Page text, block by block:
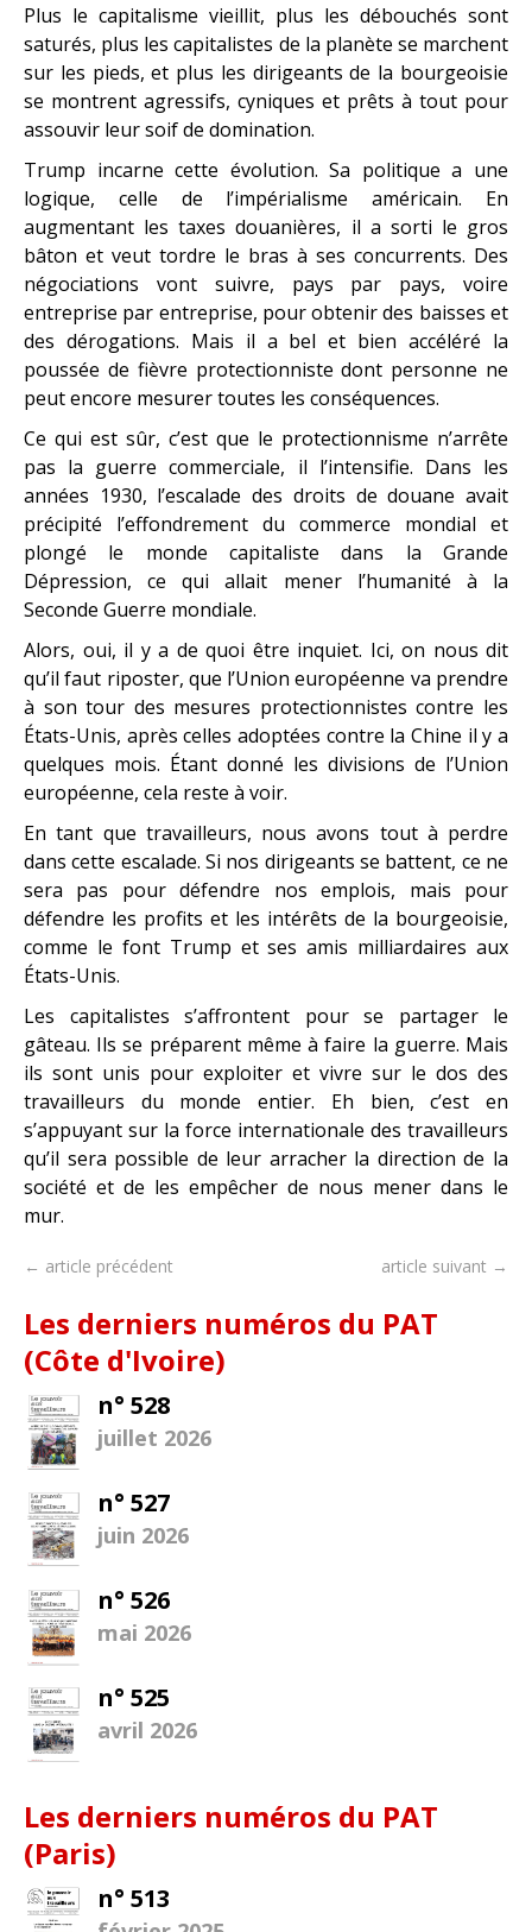
Plus le capitalisme vieillit, plus les débouchés sont
saturés, plus les capitalistes de la planète se marchent
sur les pieds, et plus les dirigeants de la bourgeoisie
se montrent agressifs, cyniques et prêts à tout pour
assouvir leur soif de domination.
Trump incarne cette évolution. Sa politique a une
logique, celle de l’impérialisme américain. En
augmentant les taxes douanières, il a sorti le gros
bâton et veut tordre le bras à ses concurrents. Des
négociations vont suivre, pays par pays, voire
entreprise par entreprise, pour obtenir des baisses et
des dérogations. Mais il a bel et bien accéléré la
poussée de fièvre protectionniste dont personne ne
peut encore mesurer toutes les conséquences.
Ce qui est sûr, c’est que le protectionnisme n’arrête
pas la guerre commerciale, il l’intensifie. Dans les
années 1930, l’escalade des droits de douane avait
précipité l’effondrement du commerce mondial et
plongé le monde capitaliste dans la Grande
Dépression, ce qui allait mener l’humanité à la
Seconde Guerre mondiale.
Alors, oui, il y a de quoi être inquiet. Ici, on nous dit
qu’il faut riposter, que l’Union européenne va prendre
à son tour des mesures protectionnistes contre les
États-Unis, après celles adoptées contre la Chine il y a
quelques mois. Étant donné les divisions de l’Union
européenne, cela reste à voir.
En tant que travailleurs, nous avons tout à perdre
dans cette escalade. Si nos dirigeants se battent, ce ne
sera pas pour défendre nos emplois, mais pour
défendre les profits et les intérêts de la bourgeoisie,
comme le font Trump et ses amis milliardaires aux
États-Unis.
Les capitalistes s’affrontent pour se partager le
gâteau. Ils se préparent même à faire la guerre. Mais
ils sont unis pour exploiter et vivre sur le dos des
travailleurs du monde entier. Eh bien, c’est en
s’appuyant sur la force internationale des travailleurs
qu’il sera possible de leur arracher la direction de la
société et de les empêcher de nous mener dans le
mur.
← article précédent article suivant →
Les derniers numéros du PAT
(Côte d'Ivoire)
n° 528
juillet 2026
n° 527
juin 2026
n° 526
mai 2026
n° 525
avril 2026
Les derniers numéros du PAT
(Paris)
n° 513